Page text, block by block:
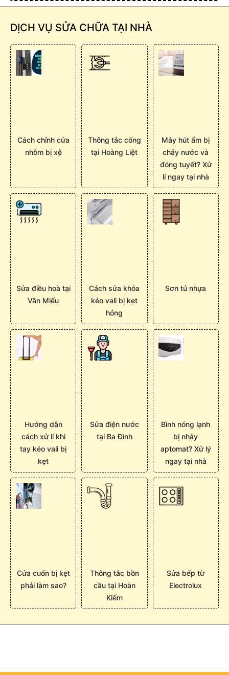
DỊCH VỤ SỬA CHỮA TẠI NHÀ
Cách chỉnh cửa
nhôm bị xệ
Thông tắc cống
tại Hoàng Liệt
Máy hút ẩm bị
chảy nước và
đóng tuyết? Xử
lí ngay tại nhà
Sửa điều hoà tại
Văn Miếu
Cách sửa khóa
kéo vali bị kẹt
hỏng
Sơn tủ nhựa
Hướng dẫn
cách xử lí khi
tay kéo vali bị
kẹt
Sửa điện nước
tại Ba Đình
Bình nóng lạnh
bị nhảy
aptomat? Xử lý
ngay tại nhà
Cửa cuốn bị kẹt
phải làm sao?
Thông tắc bồn
cầu tại Hoàn
Kiếm
Sửa bếp từ
Electrolux